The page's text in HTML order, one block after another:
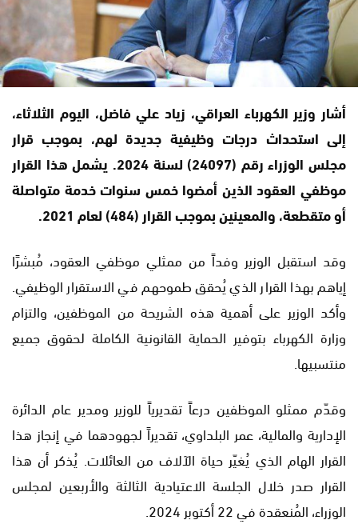
أشار وزير الكهرباء العراقي، زياد علي فاضل، اليوم الثلاثاء،
إلى استحداث درجات وظيفية جديدة لهم، بموجب قرار
مجلس الوزراء رقم (24097) لسنة 2024. يشمل هذا القرار
موظفي العقود الذين أمضوا خمس سنوات خدمة متواصلة
أو متقطعة، والمعينين بموجب القرار (484) لعام 2021.
وقد استقبل الوزير وفداً من ممثلي موظفي العقود، مُبشرًا
إياهم بهذا القرار الذي يُحقق طموحهم في الاستقرار الوظيفي.
وأكد الوزير على أهمية هذه الشريحة من الموظفين، والتزام
وزارة الكهرباء بتوفير الحماية القانونية الكاملة لحقوق جميع
منتسبيها.
وقدّم ممثلو الموظفين درعاً تقديرياً للوزير ومدير عام الدائرة
الإدارية والمالية، عمر البلداوي، تقديراً لجهودهما في إنجاز هذا
القرار الهام الذي يُغيّر حياة الآلاف من العائلات. يُذكر أن هذا
القرار صدر خلال الجلسة الاعتيادية الثالثة والأربعين لمجلس
الوزراء، المُنعقدة في 22 أكتوبر 2024.